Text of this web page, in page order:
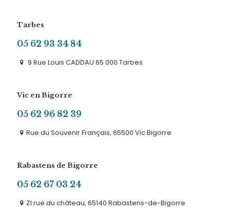
Tarbes
05 62 93 34 84
9 Rue Louis CADDAU 65 000 Tarbes
Vic en Bigorre
05 62 96 82 39
Rue du Souvenir Français, 65500 Vic Bigorre
Rabastens de Bigorre
05 62 67 03 24
ZI rue du château, 65140 Rabastens-de-Bigorre